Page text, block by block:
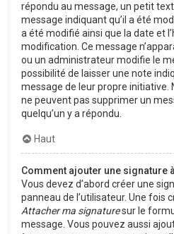
répondu au message, un petit
message indiquant qu’il a été
a été modifié ainsi que la date et
modification. Ce message
ou un administrateur modifie le
possibilité de laisser une note
message de leur propre initiative.
ne peuvent pas supprimer un
quelqu’un y a répondu.
Haut
Comment ajouter une signature
Vous devez d’abord créer une
panneau de l’utilisateur. Une fois
Attacher ma signaturesur le
message. Vous pouvez aussi